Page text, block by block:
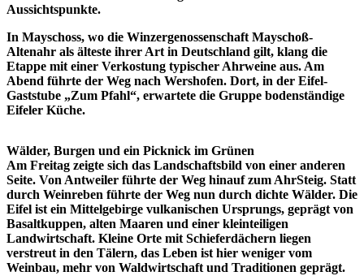
Aussichtspunkte.
In Mayschoss, wo die Winzergenossenschaft Mayschoß-
Altenahr als älteste ihrer Art in Deutschland gilt, klang die
Etappe mit einer Verkostung typischer Ahrweine aus. Am
Abend führte der Weg nach Wershofen. Dort, in der Eifel-
Gaststube „Zum Pfahl“, erwartete die Gruppe bodenständige
Eifeler Küche.
Wälder, Burgen und ein Picknick im Grünen
Am Freitag zeigte sich das Landschaftsbild von einer anderen
Seite. Von Antweiler führte der Weg hinauf zum AhrSteig. Statt
durch Weinreben führte der Weg nun durch dichte Wälder. Die
Eifel ist ein Mittelgebirge vulkanischen Ursprungs, geprägt von
Basaltkuppen, alten Maaren und einer kleinteiligen
Landwirtschaft. Kleine Orte mit Schieferdächern liegen
verstreut in den Tälern, das Leben ist hier weniger vom
Weinbau, mehr von Waldwirtschaft und Traditionen geprägt.